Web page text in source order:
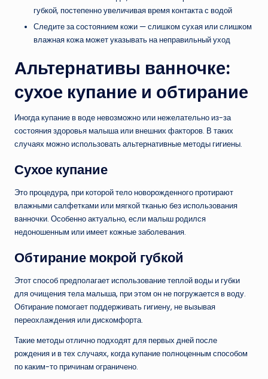
губкой, постепенно увеличивая время контакта с водой
Следите за состоянием кожи — слишком сухая или слишком
влажная кожа может указывать на неправильный уход
Альтернативы ванночке:
сухое купание и обтирание
Иногда купание в воде невозможно или нежелательно из-за
состояния здоровья малыша или внешних факторов. В таких
случаях можно использовать альтернативные методы гигиены.
Сухое купание
Это процедура, при которой тело новорожденного протирают
влажными салфетками или мягкой тканью без использования
ванночки. Особенно актуально, если малыш родился
недоношенным или имеет кожные заболевания.
Обтирание мокрой губкой
Этот способ предполагает использование теплой воды и губки
для очищения тела малыша, при этом он не погружается в воду.
Обтирание помогает поддерживать гигиену, не вызывая
переохлаждения или дискомфорта.
Такие методы отлично подходят для первых дней после
рождения и в тех случаях, когда купание полноценным способом
по каким-то причинам ограничено.